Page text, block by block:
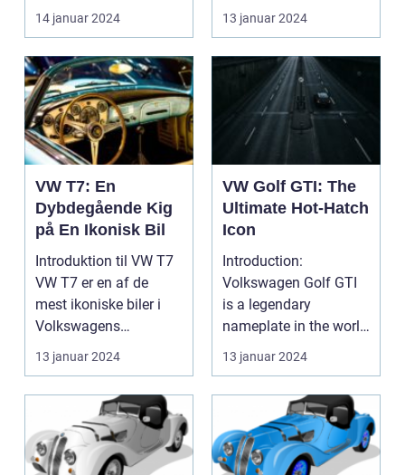
bilentusiaster og bil-
eje...
14 januar 2024
køretøj, der har opnå...
13 januar 2024
VW T7: En
Dybdegående Kig
på En Ikonisk Bil
Introduktion til VW T7
VW T7 er en af de
mest ikoniske biler i
Volkswagens
sortiment. Den er
blevet...
13 januar 2024
VW Golf GTI: The
Ultimate Hot-Hatch
Icon
Introduction:
Volkswagen Golf GTI
is a legendary
nameplate in the world
of hot hatches. With its
com...
13 januar 2024